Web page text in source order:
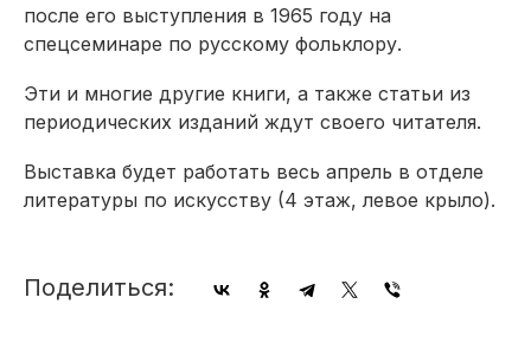
после его выступления в 1965 году на
спецсеминаре по русскому фольклору.
Эти и многие другие книги, а также статьи из
периодических изданий ждут своего читателя.
Выставка будет работать весь апрель в отделе
литературы по искусству (4 этаж, левое крыло).
Поделиться: